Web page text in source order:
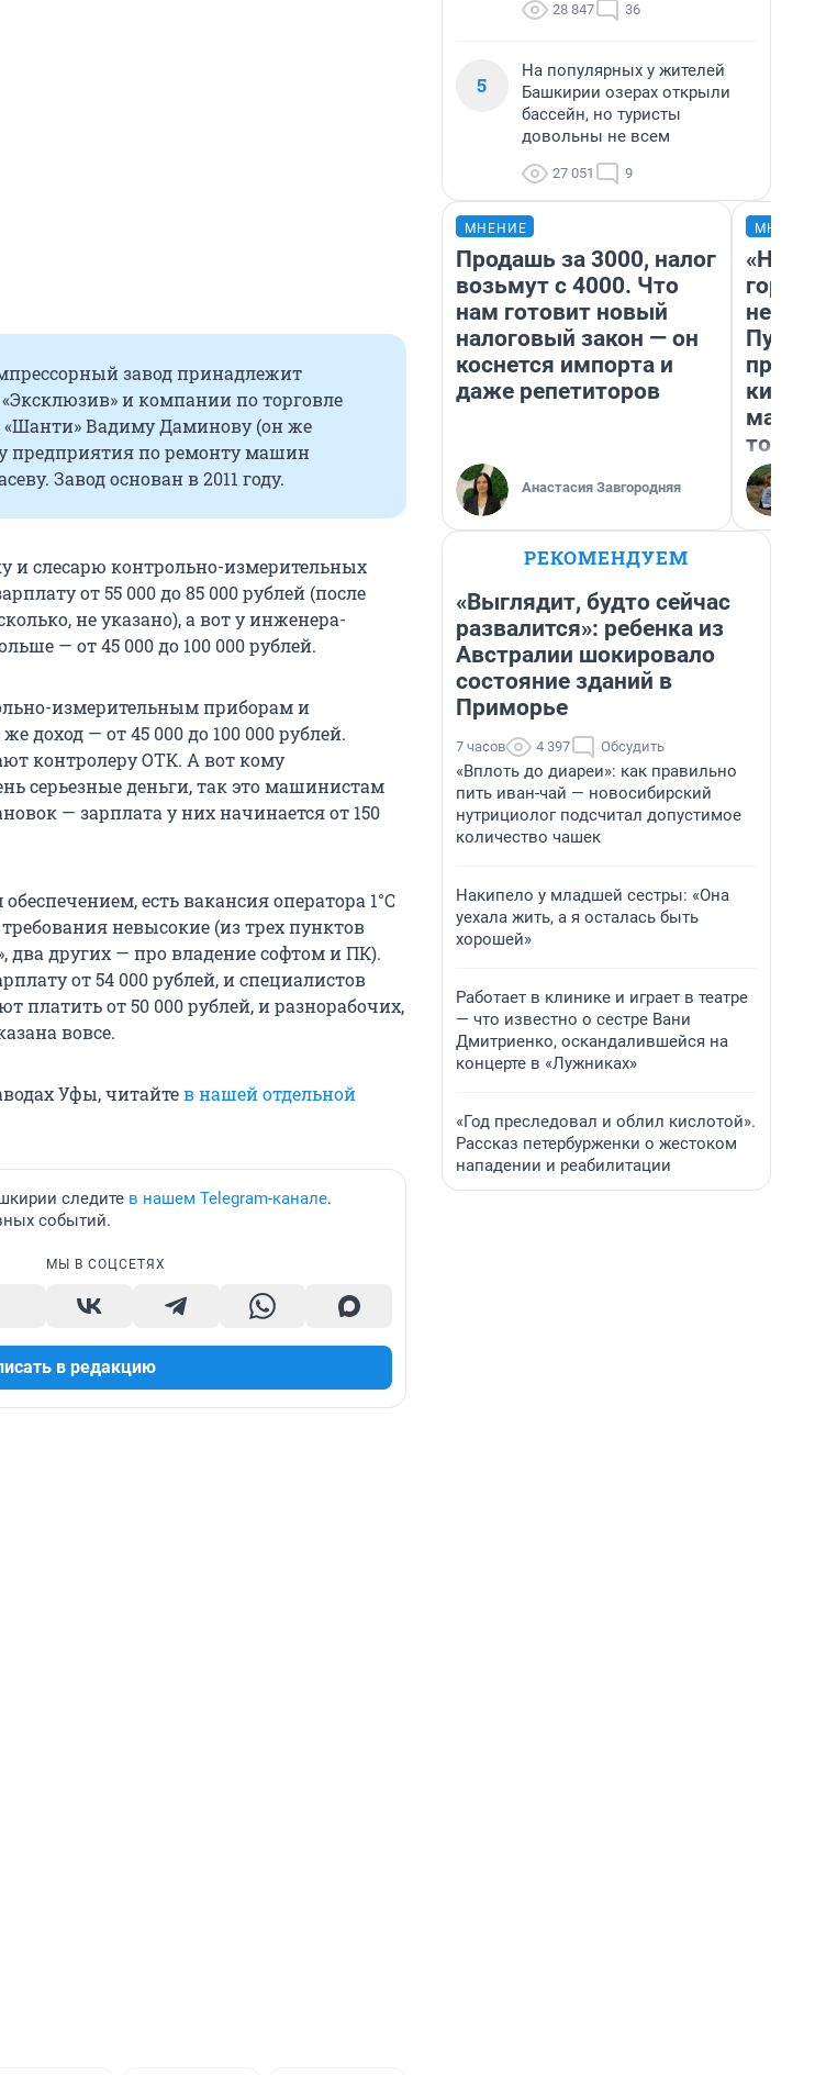
завод принадлежит
и компании по торговле
«Шанти» Вадиму Даминову (он же
предприятия по ремонту машин
Завод основан в 2011 году.
и слесарю контрольно-измерительных
от 55 000 до 85 000 рублей (после
не указано), а вот у инженера-
— от 45 000 до 100 000 рублей.
измерительным приборам и
доход — от 45 000 до 100 000 рублей.
контролеру ОТК. А вот кому
серьезные деньги, так это машинистам
— зарплата у них начинается от 150
есть вакансия оператора 1°С
невысокие (из трех пунктов
два других — про владение софтом и ПК).
от 54 000 рублей, и специалистов
платить от 50 000 рублей, и разнорабочих,
вовсе.
Уфы, читайтев нашей отдельной
следите в нашем Telegram-канале.
событий.
МЫ В СОЦСЕТЯХ
в редакцию
28 847 36
5
На популярных у жителей
Башкирии озерах открыли
бассейн, но туристы
довольны не всем
27 051 9
МНЕНИЕ
Продашь за 3000, налог
возьмут с 4000. Что
нам готовит новый
налоговый закон — он
коснется импорта и
даже репетиторов
Анастасия Завгородняя
«Нет
того
РЕКОМЕНДУЕМ
«Выглядит, будто сейчас
развалится»: ребенка из
Австралии шокировало
состояние зданий в
Приморье
7 часов 4 397 Обсудить
«Вплоть до диареи»: как правильно
пить иван-чай — новосибирский
нутрициолог подсчитал допустимое
количество чашек
Накипело у младшей сестры: «Она
уехала жить, а я осталась быть
хорошей»
Работает в клинике и играет в театре
— что известно о сестре Вани
Дмитриенко, оскандалившейся на
концерте в «Лужниках»
«Год преследовал и облил кислотой».
Рассказ петербурженки о жестоком
нападении и реабилитации